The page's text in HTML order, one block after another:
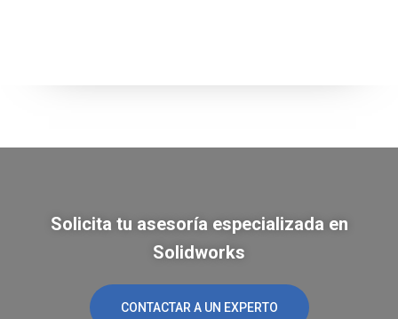
Solicita tu asesoría especializada en
Solidworks
CONTACTAR A UN EXPERTO